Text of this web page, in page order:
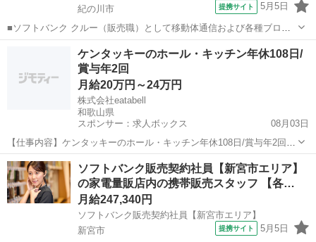
紀の川市
提携サイト 5月5日
■ソフトバンク クルー（販売職）として移動体通信および各種ブロー
ドバンドサービスの提案・販売をお任せします。 【具体的な業務内
容】 ・スマートフォンなどの販売 ・新規加入やプラン変更の事務手続
き ・その他、各種商品・サービ...
その他
ケンタッキーのホール・キッチン年休108日/
賞与年2回
月給20万円～24万円
株式会社eatabell
和歌山県
スポンサー：求人ボックス
08月03日
【仕事内容】ケンタッキーのホール・キッチン年休108日/賞与年2回
株式会社eatabell ファストフード,テイクアウト・惣菜・弁当屋 しっか
り休める環境と人の良さが売りの企業で長く安定的に働こう < 飲食経
験者募集! > 書類...
正社員
ソフトバンク販売契約社員【新宮市エリア】
の家電量販店内の携帯販売スタッフ 【各…
月給247,340円
ソフトバンク販売契約社員【新宮市エリア】
新宮市
提携サイト 5月5日